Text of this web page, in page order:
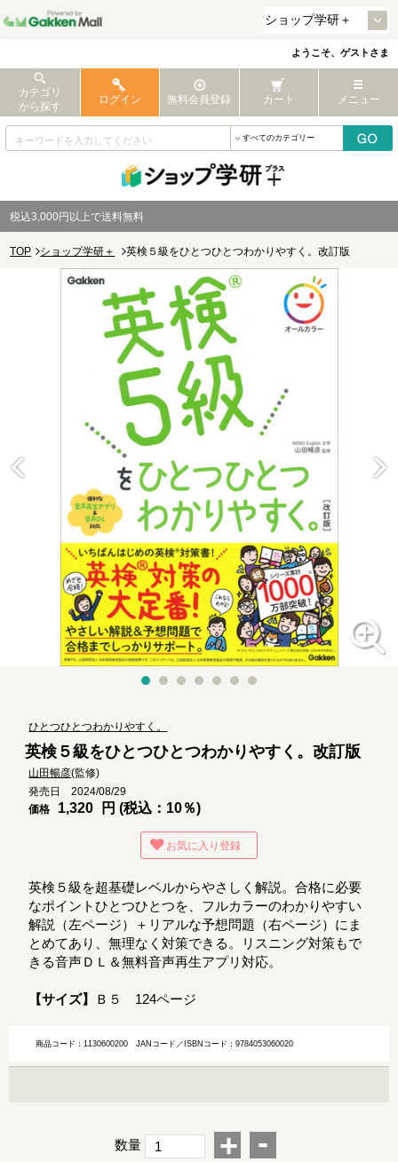
ようこそ、ゲストさま
カテゴリ
から探す
ログイン 無料会員登録 カート メニュー
税込3,000円以上で送料無料
TOP ショップ学研＋ 英検５級をひとつひとつわかりやすく。改訂版
ひとつひとつわかりやすく。
英検５級をひとつひとつわかりやすく。改訂版
山田暢彦(監修)
発売日 2024/08/29
価格
1,320 円 (税込：10％)
お気に入り登録
英検５級を超基礎レベルからやさしく解説。合格に必要
なポイントひとつひとつを、フルカラーのわかりやすい
解説（左ページ）＋リアルな予想問題（右ページ）にま
とめてあり、無理なく対策できる。リスニング対策もで
きる音声ＤＬ＆無料音声再生アプリ対応。
【サイズ】 Ｂ５ 124ページ
商品コード：1130600200JANコード／ISBNコード：9784053060020
数量 + -